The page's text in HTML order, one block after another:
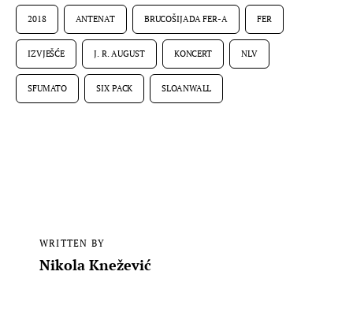
2018 ANTENAT BRUCOŠIJADA FER-A FER
IZVJEŠĆE J. R. AUGUST KONCERT NLV
SFUMATO SIX PACK SLOANWALL
WRITTEN BY
Nikola Knežević